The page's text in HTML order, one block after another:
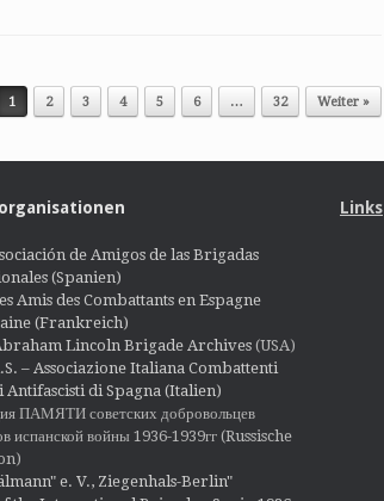
1 2 3 4 5 6 … 32 Weiter »
de Amigos de las Brigadas
(Spanien)
Amis des Combattants en Espagne
(Frankreich)
Lincoln Brigade Archives(USA)
– Associazione Italiana Combattenti
di Spagna (Italien)
ПАМЯТИ советских добровольцев
испанской войны 1936-1939гг (Russische
e. V., Ziegenhals-Berlin"
Links